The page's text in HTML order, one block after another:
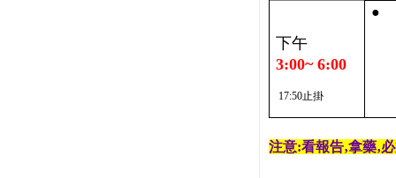
下午
3:00~ 6:00
17:50止掛
●
注意:看報告‚拿藥‚